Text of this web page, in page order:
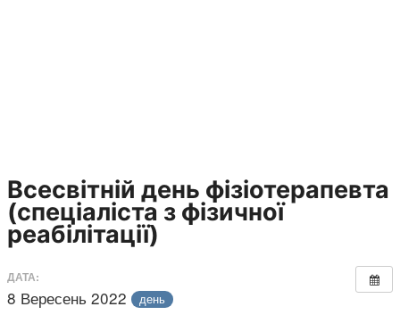
Всесвітній день фізіотерапевта
(спеціаліста з фізичної
реабілітації)
ДАТА:
8 Вересень 2022 день